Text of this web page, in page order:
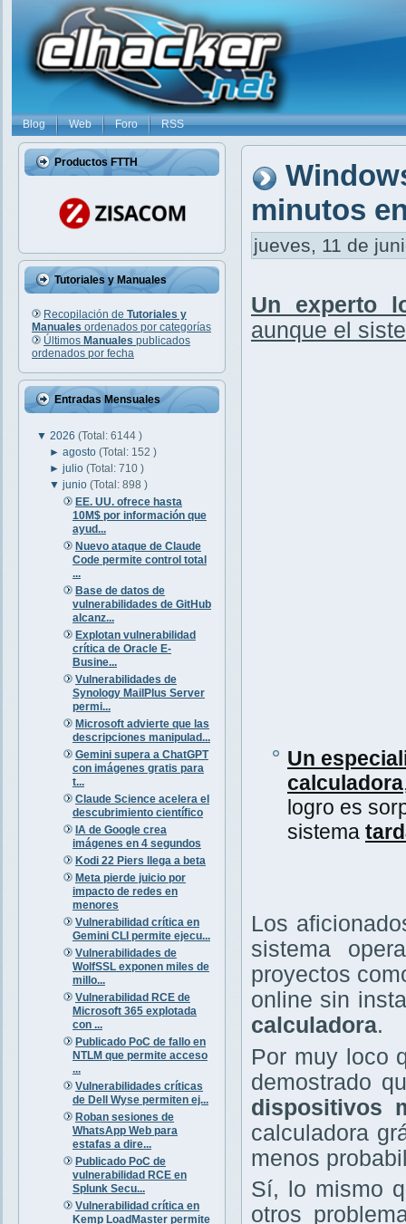
Blog Web Foro RSS
Productos FTTH
Tutoriales y Manuales
Recopilación de Tutoriales y
Manuales ordenados por categorías
Últimos Manuales publicados
ordenados por fecha
Entradas Mensuales
▼ 2026 (Total: 6144 )
►agosto(Total: 152 )
►julio(Total: 710 )
▼junio(Total: 898 )
EE. UU. ofrece hasta
10M$ por información que
ayud...
Nuevo ataque de Claude
Code permite control total
...
Base de datos de
vulnerabilidades de GitHub
alcanz...
Explotan vulnerabilidad
crítica de Oracle E-
Busine...
Vulnerabilidades de
Synology MailPlus Server
permi...
Microsoft advierte que las
descripciones manipulad...
Gemini supera a ChatGPT
con imágenes gratis para
t...
Claude Science acelera el
descubrimiento científico
IA de Google crea
imágenes en 4 segundos
Kodi 22 Piers llega a beta
Meta pierde juicio por
impacto de redes en
menores
Vulnerabilidad crítica en
Gemini CLI permite ejecu...
Vulnerabilidades de
WolfSSL exponen miles de
millo...
Vulnerabilidad RCE de
Microsoft 365 explotada
con ...
Publicado PoC de fallo en
NTLM que permite acceso
...
Vulnerabilidades críticas
de Dell Wyse permiten ej...
Roban sesiones de
WhatsApp Web para
estafas a dire...
Publicado PoC de
vulnerabilidad RCE en
Splunk Secu...
Vulnerabilidad crítica en
Kemp LoadMaster permite
minutos
jueves, 11 de
Un experto
aunque el
Un
calculadora
logro es
sistema
Los
sistema
proyectos
online sin
calculadora.
Por muy loco
demostrado
dispositivos
calculadora
menos
Sí, lo mismo
otros